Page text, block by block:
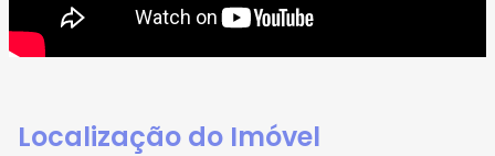
Localização do Imóvel